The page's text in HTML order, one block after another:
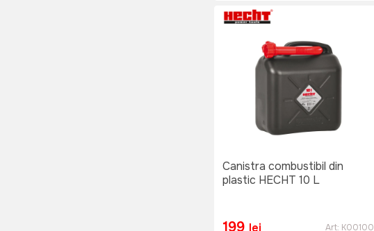
Canistra combustibil din
plastic HECHT 10 L
199 lei Art: K00100